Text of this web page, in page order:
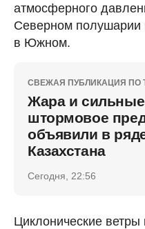
атмосферного
Северном полушарии
в Южном.
СВЕЖАЯ ПУБЛИКАЦИЯ ПО
Жара и сильные
штормовое
объявили в
Казахстана
Сегодня, 22:56
Циклонические